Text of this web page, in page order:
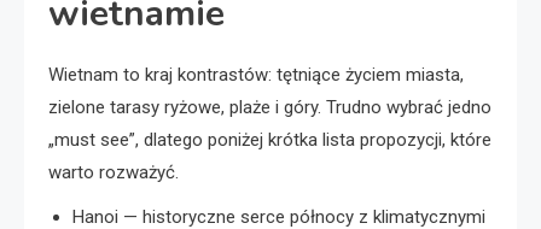
wietnamie
Wietnam to kraj kontrastów: tętniące życiem miasta,
zielone tarasy ryżowe, plaże i góry. Trudno wybrać jedno
„must see”, dlatego poniżej krótka lista propozycji, które
warto rozważyć.
Hanoi — historyczne serce północy z klimatycznymi